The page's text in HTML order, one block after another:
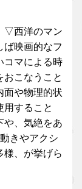
▽西洋のマン
ば映画的なフ
コマによる時
おこなうこと
や物理的状
用すること
や、気絶をあ
きやアクシ
様、が挙げら